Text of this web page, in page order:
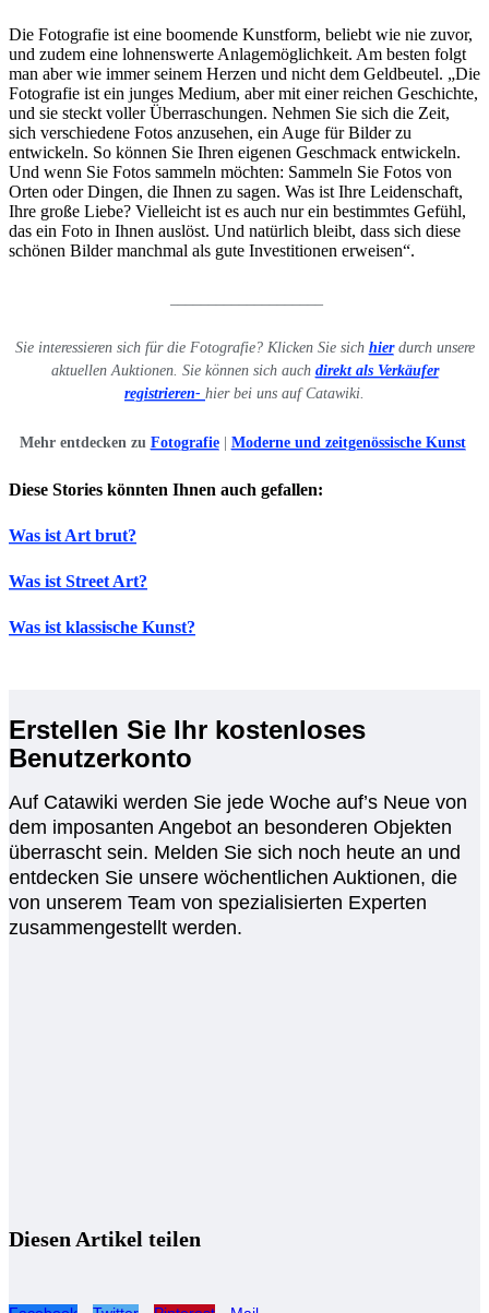
Die Fotografie ist eine boomende Kunstform, beliebt wie nie zuvor,
und zudem eine lohnenswerte Anlagemöglichkeit. Am besten folgt
man aber wie immer seinem Herzen und nicht dem Geldbeutel. „Die
Fotografie ist ein junges Medium, aber mit einer reichen Geschichte,
und sie steckt voller Überraschungen. Nehmen Sie sich die Zeit,
sich verschiedene Fotos anzusehen, ein Auge für Bilder zu
entwickeln. So können Sie Ihren eigenen Geschmack entwickeln.
Und wenn Sie Fotos sammeln möchten: Sammeln Sie Fotos von
Orten oder Dingen, die Ihnen zu sagen. Was ist Ihre Leidenschaft,
Ihre große Liebe? Vielleicht ist es auch nur ein bestimmtes Gefühl,
das ein Foto in Ihnen auslöst. Und natürlich bleibt, dass sich diese
schönen Bilder manchmal als gute Investitionen erweisen“.
Sie interessieren sich für die Fotografie? Klicken Sie sich hierdurch unsere
aktuellen Auktionen. Sie können sich auch direkt als Verkäufer
registrieren- hier bei uns auf Catawiki.
Mehr entdecken zu Fotografie| Moderne und zeitgenössische Kunst
Diese Stories könnten Ihnen auch gefallen:
Was ist Art brut?
Was ist Street Art?
Was ist klassische Kunst?
Erstellen Sie Ihr kostenloses
Benutzerkonto
Auf Catawiki werden Sie jede Woche auf’s Neue von
dem imposanten Angebot an besonderen Objekten
überrascht sein. Melden Sie sich noch heute an und
entdecken Sie unsere wöchentlichen Auktionen, die
von unserem Team von spezialisierten Experten
zusammengestellt werden.
Diesen Artikel teilen